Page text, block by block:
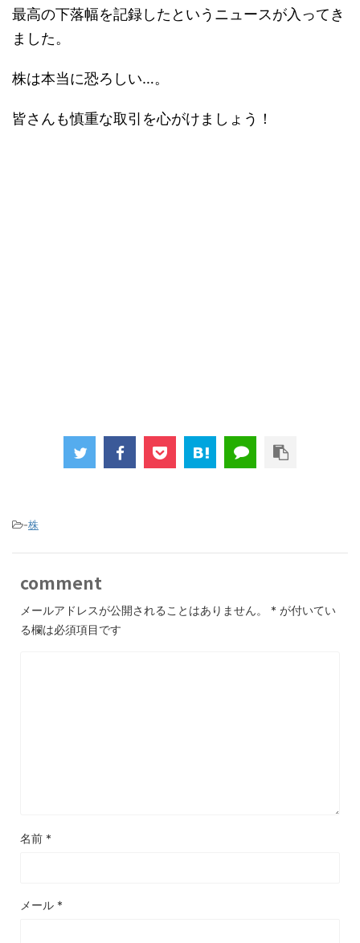
最高の下落幅を記録したというニュースが入ってき
ました。
株は本当に恐ろしい…。
皆さんも慎重な取引を心がけましょう！
-株
comment
メールアドレスが公開されることはありません。 * が付いてい
る欄は必須項目です
名前 *
メール *